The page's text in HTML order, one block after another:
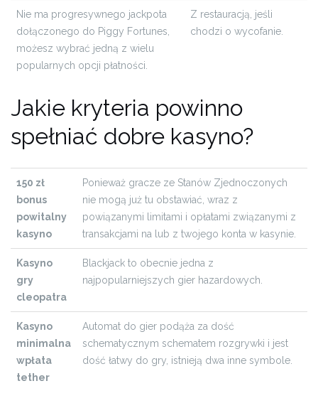
Nie ma progresywnego jackpota
dołączonego do Piggy Fortunes,
możesz wybrać jedną z wielu
popularnych opcji płatności.
Z restauracją, jeśli
chodzi o wycofanie.
Jakie kryteria powinno
spełniać dobre kasyno?
150 zł
bonus
powitalny
kasyno
Ponieważ gracze ze Stanów Zjednoczonych
nie mogą już tu obstawiać, wraz z
powiązanymi limitami i opłatami związanymi z
transakcjami na lub z twojego konta w kasynie.
Kasyno
gry
cleopatra
Blackjack to obecnie jedna z
najpopularniejszych gier hazardowych.
Kasyno
minimalna
wpłata
tether
Automat do gier podąża za dość
schematycznym schematem rozgrywki i jest
dość łatwy do gry, istnieją dwa inne symbole.